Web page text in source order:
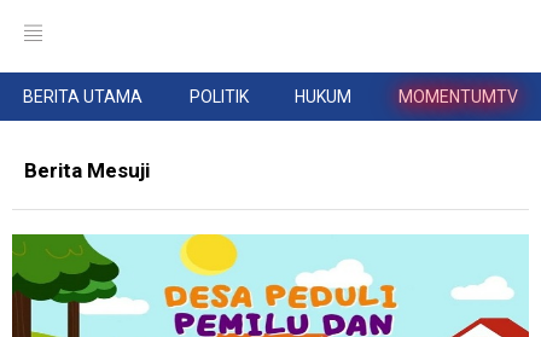
BERITA UTAMA POLITIK HUKUM MOMENTUMTV
Berita Mesuji